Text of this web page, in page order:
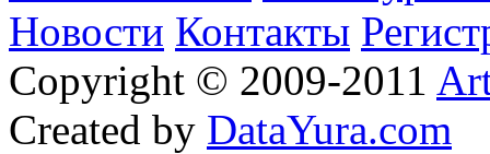
Новости Контакты
Copyright © 2009-2011
Created by DataYura.com